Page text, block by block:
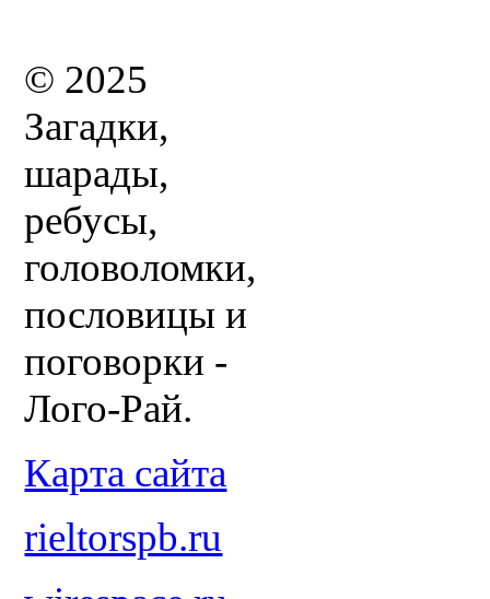
© 2025
Загадки,
шарады,
ребусы,
головоломки,
пословицы и
поговорки -
Лого-Рай.
Карта сайта
rieltorspb.ru